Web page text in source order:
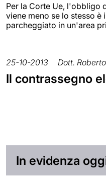
Per la Corte Ue, l'obbligo
viene meno se lo stesso è
parcheggiato in un'area
25-10-2013 Dott.
Il contrassegno
In evidenza